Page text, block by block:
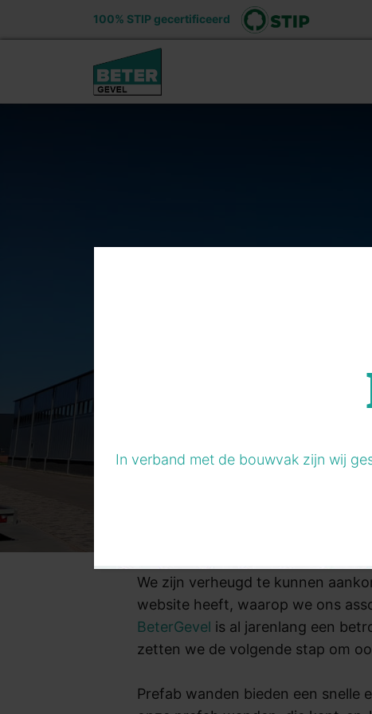
100% STIP gecertificeerd
We zijn verheugd te kunnen
website heeft, waarop we ons
BeterGevel is al jarenlang een
zetten we de volgende stap om
Prefab wanden bieden een
In verband met de bouwvak zijn wij